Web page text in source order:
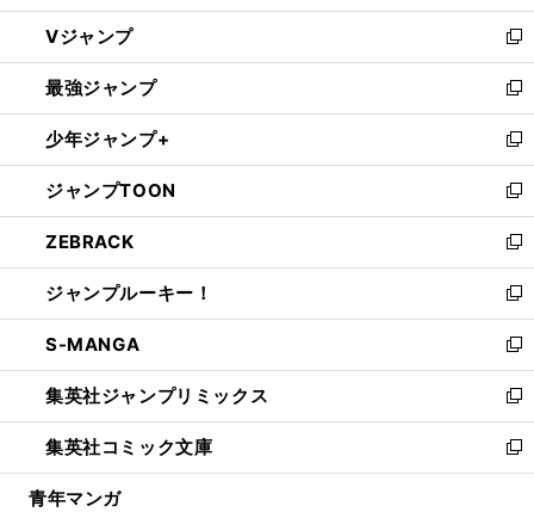
ウ
ィ
ン
ド
ウ
で
開
く
し
い
ウ
ィ
ン
ド
ウ
で
開
く
Vジャンプ
新
し
い
ウ
ィ
ン
ド
ウ
で
開
く
最強ジャンプ
新
し
い
ウ
ィ
ン
ド
ウ
で
開
く
少年ジャンプ+
新
し
い
ウ
ィ
ン
ド
ウ
で
開
く
ジャンプTOON
新
し
い
ウ
ィ
ン
ド
ウ
で
開
く
ZEBRACK
新
し
い
ウ
ィ
ン
ド
ウ
で
開
ジャンプルーキー！
新
し
い
ウ
ィ
ン
ド
ウ
S-MANGA
新
し
い
ウ
ィ
ン
集英社ジャンプリミックス
新
し
い
ウ
集英社コミック文庫
新
し
青年マンガ